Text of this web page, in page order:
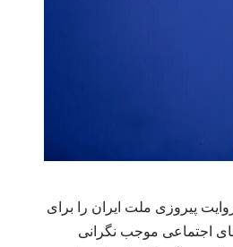
پیروزی ملت ایران را برای
اجتماعی موجب نگرانی